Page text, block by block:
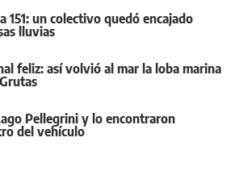
151: un colectivo quedó encajado
lluvias
feliz: así volvió al mar la loba marina
Pellegrini y lo encontraron
del vehículo